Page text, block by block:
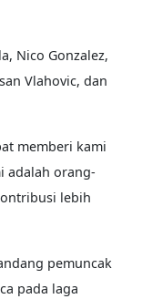
Nico Gonzalez,
Vlahovic, dan
memberi kami
adalah orang-
lebih
pemuncak
pada laga